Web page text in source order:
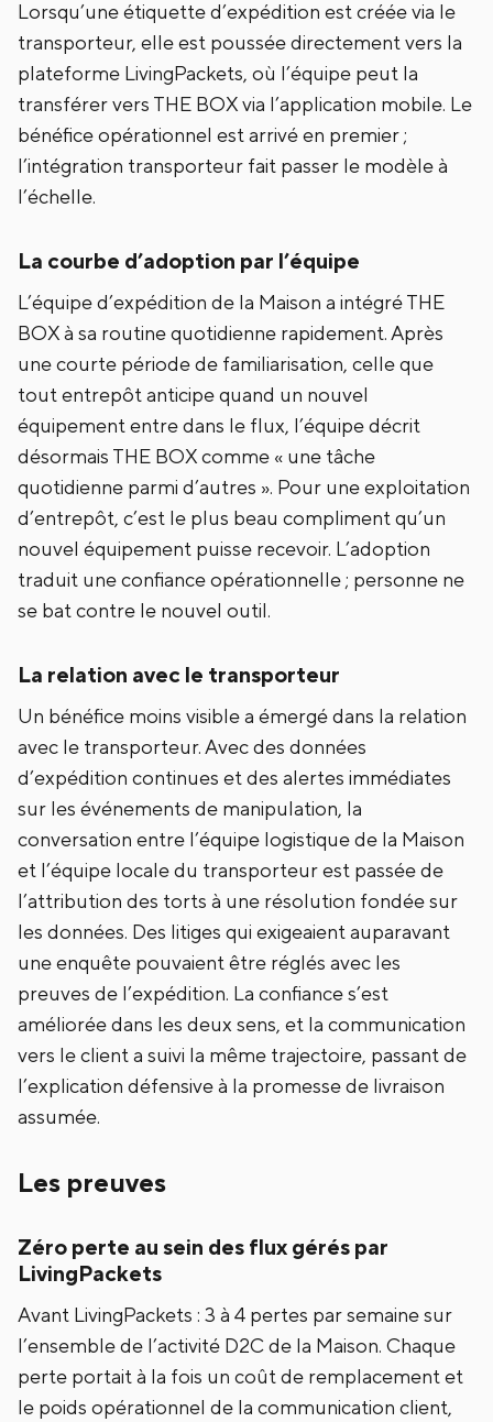
Lorsqu’une étiquette d’expédition est créée via le
transporteur, elle est poussée directement vers la
plateforme LivingPackets, où l’équipe peut la
transférer vers THE BOX via l’application mobile. Le
bénéfice opérationnel est arrivé en premier ;
l’intégration transporteur fait passer le modèle à
l’échelle.
La courbe d’adoption par l’équipe
L’équipe d’expédition de la Maison a intégré THE
BOX à sa routine quotidienne rapidement. Après
une courte période de familiarisation, celle que
tout entrepôt anticipe quand un nouvel
équipement entre dans le flux, l’équipe décrit
désormais THE BOX comme « une tâche
quotidienne parmi d’autres ». Pour une exploitation
d’entrepôt, c’est le plus beau compliment qu’un
nouvel équipement puisse recevoir. L’adoption
traduit une confiance opérationnelle ; personne ne
se bat contre le nouvel outil.
La relation avec le transporteur
Un bénéfice moins visible a émergé dans la relation
avec le transporteur. Avec des données
d’expédition continues et des alertes immédiates
sur les événements de manipulation, la
conversation entre l’équipe logistique de la Maison
et l’équipe locale du transporteur est passée de
l’attribution des torts à une résolution fondée sur
les données. Des litiges qui exigeaient auparavant
une enquête pouvaient être réglés avec les
preuves de l’expédition. La confiance s’est
améliorée dans les deux sens, et la communication
vers le client a suivi la même trajectoire, passant de
l’explication défensive à la promesse de livraison
assumée.
Les preuves
Zéro perte au sein des flux gérés par
LivingPackets
Avant LivingPackets : 3 à 4 pertes par semaine sur
l’ensemble de l’activité D2C de la Maison. Chaque
perte portait à la fois un coût de remplacement et
le poids opérationnel de la communication client,